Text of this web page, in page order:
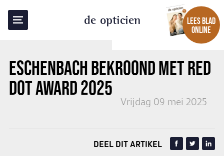
de opticien
LEES BLAD
ONLINE
ESCHENBACH BEKROOND MET RED
DOT AWARD 2025
Vrijdag 09 mei 2025
TERUG NAAR OVERZICHT
DEEL DIT ARTIKEL